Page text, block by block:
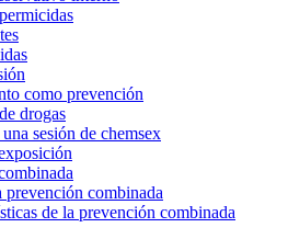
como prevención
drogas
sesión de chemsex
prevención combinada
de la prevención combinada